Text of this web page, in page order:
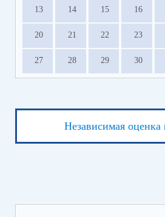
13 14 15 16
20 21 22 23
27 28 29 30
Независимая оценка